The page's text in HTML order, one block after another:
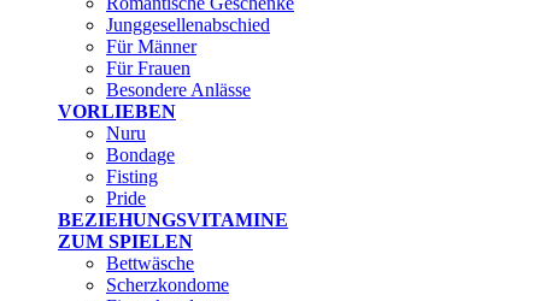
Junggesellenabschied
Für Männer
Für Frauen
Besondere Anlässe
VORLIEBEN
Nuru
Bondage
Fisting
Pride
BEZIEHUNGSVITAMINE
ZUM SPIELEN
Bettwäsche
Scherzkondome